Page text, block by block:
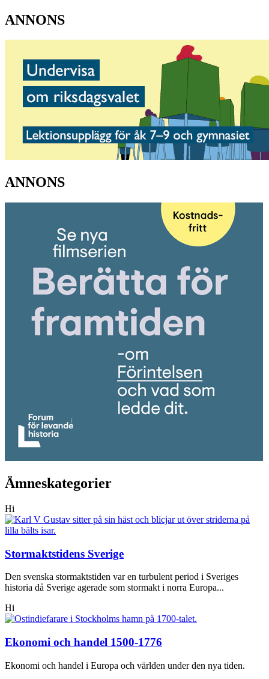
ANNONS
ANNONS
Ämneskategorier
Hi
Stormaktstidens Sverige
Den svenska stormaktstiden var en turbulent period i Sveriges
historia då Sverige agerade som stormakt i norra Europa...
Hi
Ekonomi och handel 1500-1776
Ekonomi och handel i Europa och världen under den nya tiden.